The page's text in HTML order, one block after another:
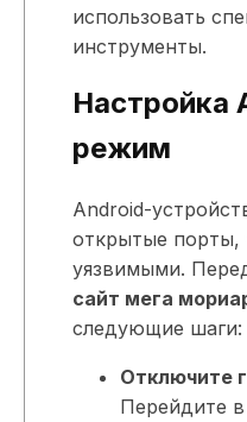
использовать
инструменты.
Настройка
режим
Android-
открытые порты,
уязвимыми.
сайт мега
следующие шаги:
Отключите
Перейдите